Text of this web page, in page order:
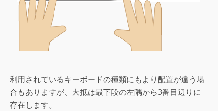
利用されているキーボードの種類にもより配置が違う場
合もありますが、大抵は最下段の左隅から3番目辺りに
存在します。